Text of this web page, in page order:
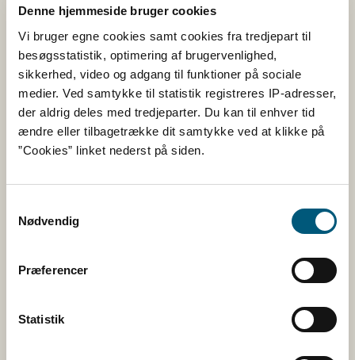
Denne hjemmeside bruger cookies
Vi bruger egne cookies samt cookies fra tredjepart til
besøgsstatistik, optimering af brugervenlighed,
sikkerhed, video og adgang til funktioner på sociale
medier. Ved samtykke til statistik registreres IP-adresser,
der aldrig deles med tredjeparter. Du kan til enhver tid
ændre eller tilbagetrække dit samtykke ved at klikke på
”Cookies” linket nederst på siden.
Nødvendig
Præferencer
Statistik
EAN
Betaling til Fødevarestyrelsen
Åben:
Mandag - torsdag: 9 - 16
Fredag: 9 - 15
Kontakt